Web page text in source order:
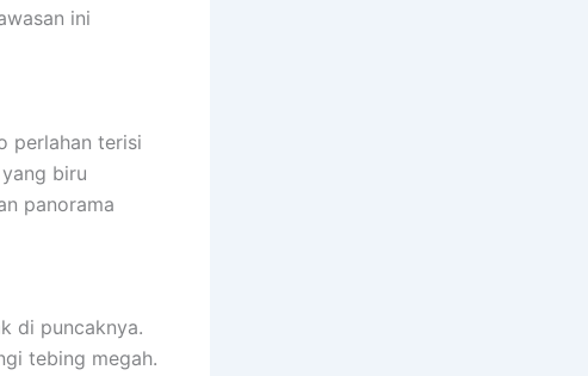
ini
perlahan terisi
biru
panorama
di puncaknya.
tebing megah.